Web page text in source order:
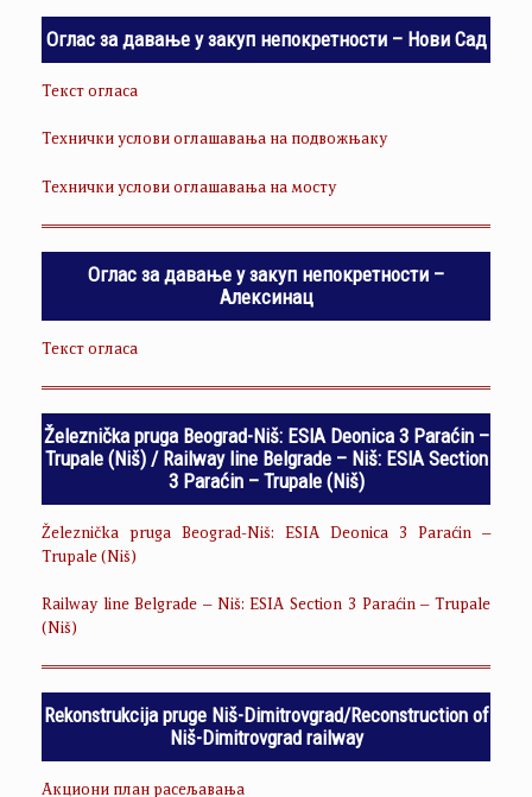
Оглас за давање у закуп непокретности – Нови Сад
Текст огласа
Технички услови оглашавања на подвожњаку
Технички услови оглашавања на мосту
Оглас за давање у закуп непокретности –
Алексинац
Текст огласа
Železnička pruga Beograd-Niš: ESIA Deonica 3 Paraćin –
Trupale (Niš) / Railway line Belgrade – Niš: ESIA Section
3 Paraćin – Trupale (Niš)
Železnička pruga Beograd-Niš: ESIA Deonica 3 Paraćin –
Trupale (Niš)
Railway line Belgrade – Niš: ESIA Section 3 Paraćin – Trupale
(Niš)
Rekonstrukcija pruge Niš-Dimitrovgrad/Reconstruction of
Niš-Dimitrovgrad railway
Акциони план расељавања